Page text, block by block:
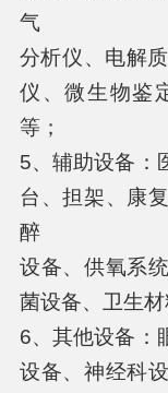
气
分析仪、电解
仪、微生物鉴
等；
5、辅助设备：
台、担架、康
醉
设备、供氧系
菌设备、卫生材
6、其他设备：
设备、神经科